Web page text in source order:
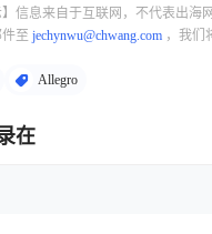
】信息来自于互联网，不代表出
至 jechynwu@chwang.com ，我们
Allegro
在